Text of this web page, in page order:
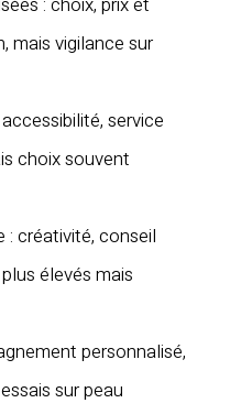
mais vigilance sur
service
choix souvent
: créativité, conseil
élevés mais
personnalisé,
sur peau